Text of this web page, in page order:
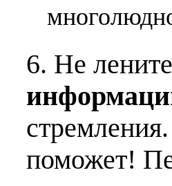
6. Не
поможет!